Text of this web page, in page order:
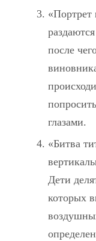
«Портрет
после
глазами.
«Битва
Дети
которых